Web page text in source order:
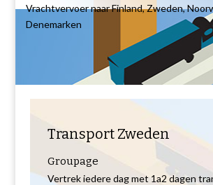
Vrachtvervoer naar Finland, Zweden,
Denemarken
Transport Zweden
Groupage
Vertrek iedere dag met 1a2 dagen